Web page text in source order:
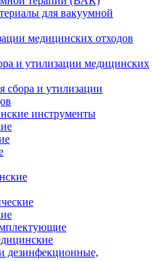
для вакуумной
медицинских отходов
и утилизации медицинских
и утилизации
инструменты
дезинфекционные,